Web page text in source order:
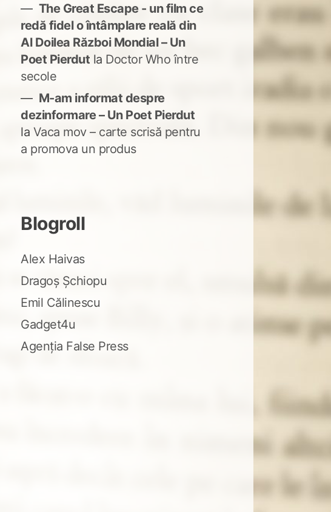
The Great Escape - un film ce
redă fidel o întâmplare reală din
Al Doilea Război Mondial – Un
Poet Pierdut la Doctor Who între
secole
M-am informat despre
dezinformare – Un Poet Pierdut
la Vaca mov – carte scrisă pentru
a promova un produs
Blogroll
Alex Haivas
Dragoș Șchiopu
Emil Călinescu
Gadget4u
Agenția False Press